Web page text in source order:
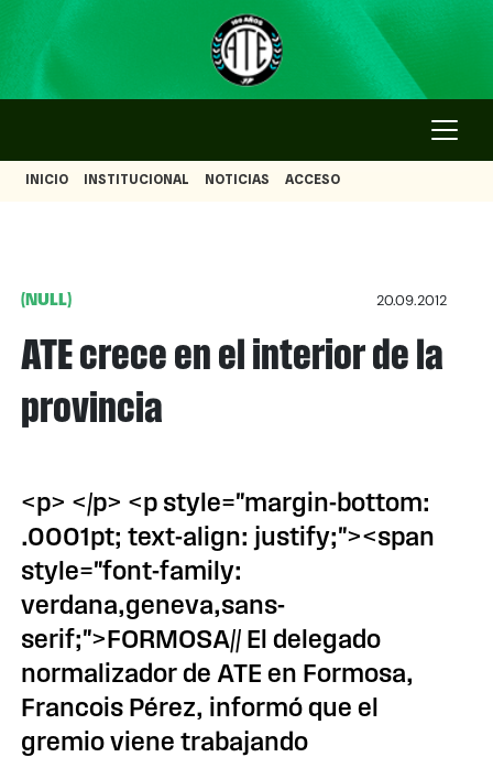
INICIO INSTITUCIONAL NOTICIAS ACCESO
(NULL) 20.09.2012
ATE crece en el interior de la
provincia
<p> </p> <p style="margin-bottom:
.0001pt; text-align: justify;"><span
style="font-family:
verdana,geneva,sans-
serif;">FORMOSA// El delegado
normalizador de ATE en Formosa,
Francois Pérez, informó que el
gremio viene trabajando